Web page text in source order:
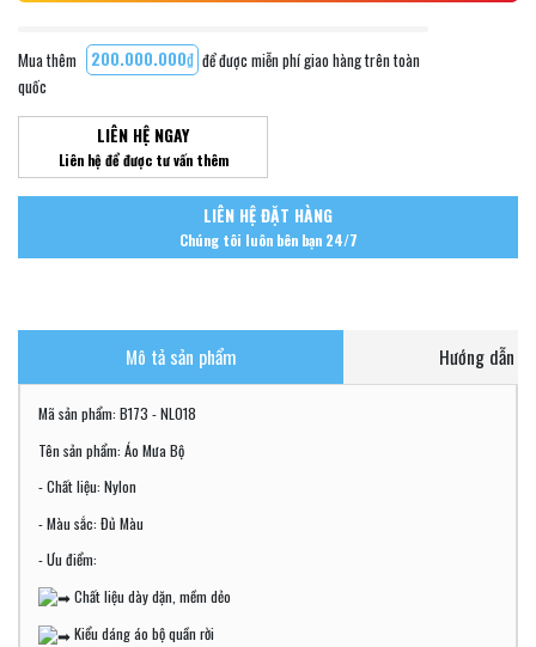
Mua thêm 200.000.000₫ để được miễn phí giao hàng trên toàn
quốc
LIÊN HỆ NGAY
Liên hệ để được tư vấn thêm
LIÊN HỆ ĐẶT HÀNG
Chúng tôi luôn bên bạn 24/7
Mô tả sản phẩm Hướng dẫn
Mã sản phẩm: B173 - NL018
Tên sản phẩm: Áo Mưa Bộ
- Chất liệu: Nylon
- Màu sắc: Đủ Màu
- Ưu điểm:
Chất liệu dày dặn, mềm dẻo
Kiểu dáng áo bộ quần rời